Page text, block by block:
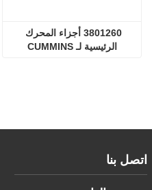
الرئيسية لـ CUMMINS
اتصل بنا